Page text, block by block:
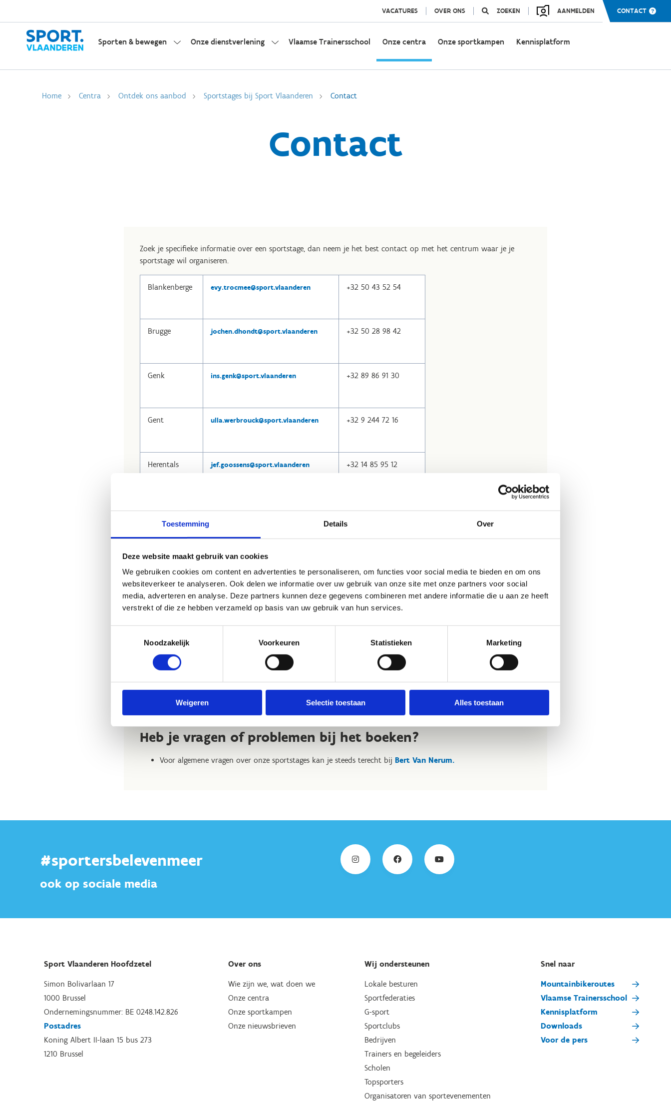
Toestemming Details Over
Deze website maakt gebruik van cookies
We gebruiken cookies om content en advertenties te personaliseren, om functies voor social media te bieden en om ons
websiteverkeer te analyseren. Ook delen we informatie over uw gebruik van onze site met onze partners voor social
media, adverteren en analyse. Deze partners kunnen deze gegevens combineren met andere informatie die u aan ze heeft
verstrekt of die ze hebben verzameld op basis van uw gebruik van hun services.
Noodzakelijk
Voorkeuren Statistieken Marketing
Weigeren Selectie toestaan Alles toestaan
VACATURES OVER ONS ZOEKEN AANMELDEN CONTACT
Sporten & bewegen Onze dienstverlening Vlaamse Trainersschool Onze centra Onze sportkampen Kennisplatform
Home Centra Ontdek ons aanbod Sportstages bij Sport Vlaanderen Contact
Contact
Zoek je specifieke informatie over een sportstage, dan neem je het best contact op met het centrum waar je je
sportstage wil organiseren.
Blankenberge evy.trocmee@sport.vlaanderen +32 50 43 52 54
Brugge jochen.dhondt@sport.vlaanderen +32 50 28 98 42
Genk ins.genk@sport.vlaanderen +32 89 86 91 30
Gent ulla.werbrouck@sport.vlaanderen +32 9 244 72 16
Herentals jef.goossens@sport.vlaanderen +32 14 85 95 12
Hofstade veerle.troch@sport.vlaanderen +32 15 61 83 62
Nieuwpoort Sven.Aspeslagh@sport.vlaanderen
Waregem delphine.loncke@sport.vlaanderen +32 56 60 14 44
Willebroek kris.devries@sport.vlaanderen +32 3 860 78 44
Heb je vragen of problemen bij het boeken?
Voor algemene vragen over onze sportstages kan je steeds terecht bij Bert Van Nerum.
#sportersbelevenmeer
ook op sociale media
Sport Vlaanderen Hoofdzetel
Simon Bolivarlaan 17
1000 Brussel
Ondernemingsnummer: BE 0248.142.826
Postadres
Koning Albert II-laan 15 bus 273
1210 Brussel
Over ons
Wie zijn we, wat doen we
Onze centra
Onze sportkampen
Onze nieuwsbrieven
Wij ondersteunen
Lokale besturen
Sportfederaties
G-sport
Sportclubs
Bedrijven
Trainers en begeleiders
Scholen
Topsporters
Organisatoren van sportevenementen
Snel naar
Mountainbikeroutes
Vlaamse Trainersschool
Kennisplatform
Downloads
Voor de pers